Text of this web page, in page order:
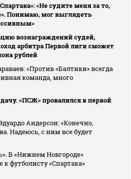
«Не судите меня за то,
Понимаю, мог выглядеть
вознаграждений судей,
арбитра Первой лиги сможет
рублей
«Против «Балтики» всегда
команда, много
«ПСЖ» провалился в первой
Андерсон: «Конечно,
Надеюсь, с ним все будет
В «Нижнем Новгороде»
к футболисту «Спартака»